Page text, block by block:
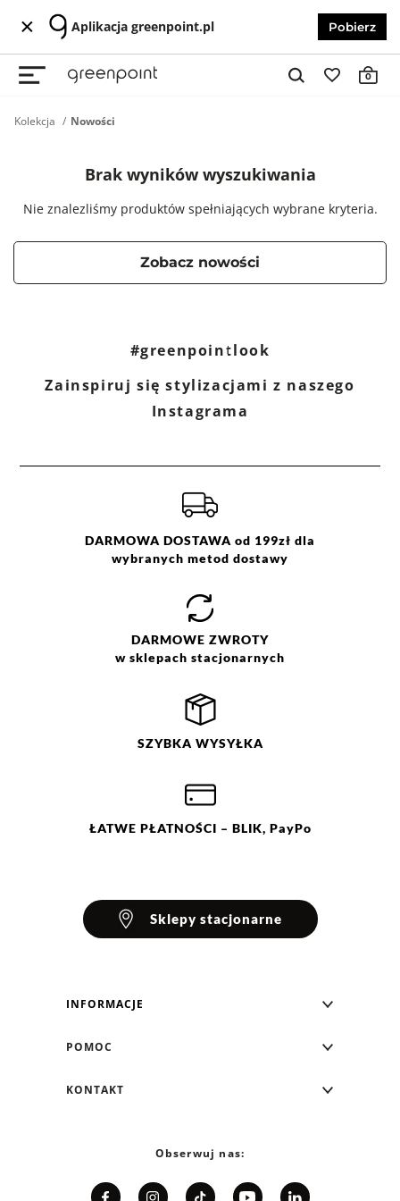
Aplikacja greenpoint.pl Pobierz
0
Kolekcja Nowości
Brak wyników wyszukiwania
Nie znalezliśmy produktów spełniających wybrane kryteria.
Zobacz nowości
#greenpointlook
Zainspiruj się stylizacjami z naszego
Instagrama
DARMOWA DOSTAWA od 199zł dla
wybranych metod dostawy
DARMOWE ZWROTY
w sklepach stacjonarnych
SZYBKA WYSYŁKA
ŁATWE PŁATNOŚCI – BLIK, PayPo
Sklepy stacjonarne
INFORMACJE
Klub Greenpoint
Współpraca
POMOC
KONTAKT
Telefon: 12 287 07 07
Pn. - pt.: 8:00 - 15:00
Obserwuj nas: